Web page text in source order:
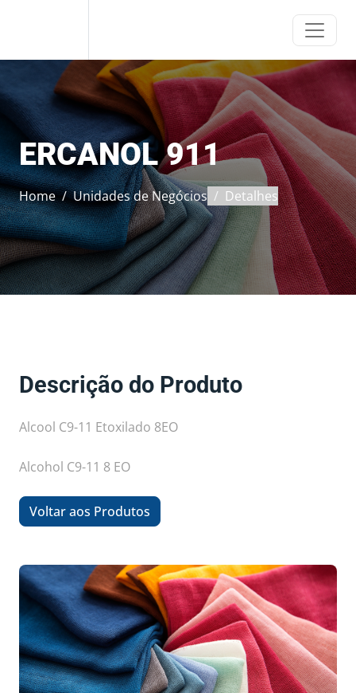
ERCANOL 911
Home Unidades de Negócios Detalhes
Descrição do Produto
Alcool C9-11 Etoxilado 8EO
Alcohol C9-11 8 EO
Voltar aos Produtos